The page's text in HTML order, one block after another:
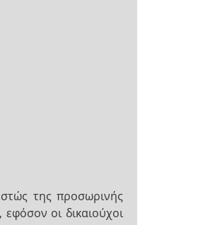
της προσωρινής
οι δικαιούχοι